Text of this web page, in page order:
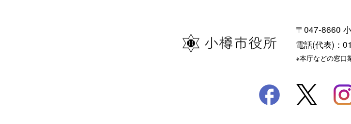
〒047-8660
電話(代表)：
※本庁などの窓口